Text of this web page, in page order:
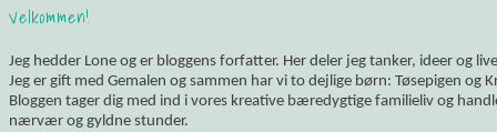
Velkommen!
Jeg hedder Lone og er bloggens forfatter. Her deler jeg tanker, ideer og
Jeg er gift med Gemalen og sammen har vi to dejlige børn: Tøsepigen og
Bloggen tager dig med ind i vores kreative bæredygtige familieliv og
nærvær og gyldne stunder.